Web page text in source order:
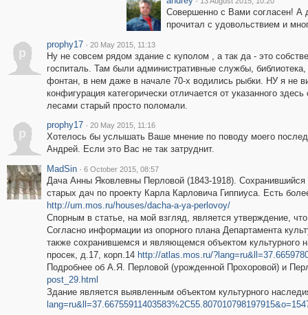
Совершенно с Вами согласен! А
прочитал с удовольствием и
p
prophy17 · 20 May 2015, 11:13
Ну не совсем рядом здание с куполом , а так да - это
госпиталь. Там были административные службы,
фонтан, в нем даже в начале 70-х водились рыбки. НУ я не
конфигурация категорически отличается от указанного
лесами старый просто поломали.
p
prophy17 · 20 May 2015, 11:16
Хотелось бы услышать Ваше мнение по поводу моего
Андрей. Если это Вас не так затруднит.
MadSin · 6 October 2015, 08:57
Дача Анны Яковлевны Перловой (1843-1918).
старых дач по проекту Карла Карловича Гиппиуса. Есть
http://um.mos.ru/houses/dacha-a-ya-perlovoy/
Спорным в статье, на мой взгляд, является утверждение,
Согласно информации из опорного плана Департамента
также сохранившемся и являющемся объектом культурного
просек, д.17, корп.14 http://atlas.mos.ru/
Подробнее об А.Я. Перловой (урожденной Прохоровой) и
post_29.html
Здание является выявленным объектом культурного